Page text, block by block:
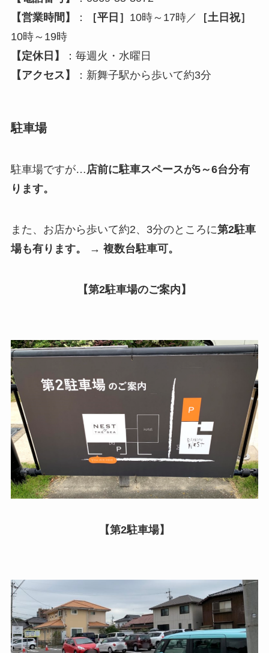
【営業時間】
： ［平日］ 10時～17時／
［土日祝］
10時～19時
【定休日】
：毎週火・水曜日
【アクセス】
：新舞子駅から歩いて約3分
駐車場
駐車場ですが…店前に駐車スペースが5～6台分有
ります。
また、お店から歩いて約2、3分のところに第2駐車
場も有ります。 → 複数台駐車可。
【第2駐車場のご案内】
【第2駐車場】